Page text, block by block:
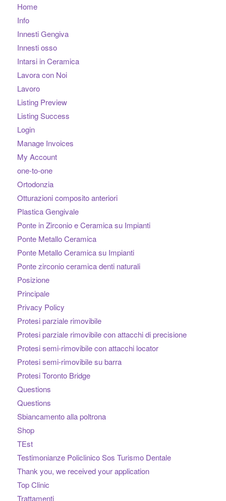
Home
Info
Innesti Gengiva
Innesti osso
Intarsi in Ceramica
Lavora con Noi
Lavoro
Listing Preview
Listing Success
Login
Manage Invoices
My Account
one-to-one
Ortodonzia
Otturazioni composito anteriori
Plastica Gengivale
Ponte in Zirconio e Ceramica su Impianti
Ponte Metallo Ceramica
Ponte Metallo Ceramica su Impianti
Ponte zirconio ceramica denti naturali
Posizione
Principale
Privacy Policy
Protesi parziale rimovibile
Protesi parziale rimovibile con attacchi di precisione
Protesi semi-rimovibile con attacchi locator
Protesi semi-rimovibile su barra
Protesi Toronto Bridge
Questions
Questions
Sbiancamento alla poltrona
Shop
TEst
Testimonianze Policlinico Sos Turismo Dentale
Thank you, we received your application
Top Clinic
Trattamenti